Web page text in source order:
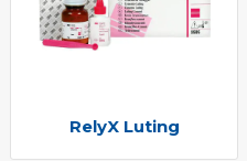
RelyX Luting